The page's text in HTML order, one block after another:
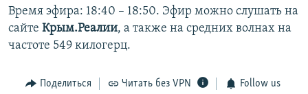
Время эфира: 18:40 – 18:50. Эфир можно слушать на
сайте Крым.Реалии, а также на средних волнах на
частоте 549 килогерц.
Поделиться Читать без VPN Follow us